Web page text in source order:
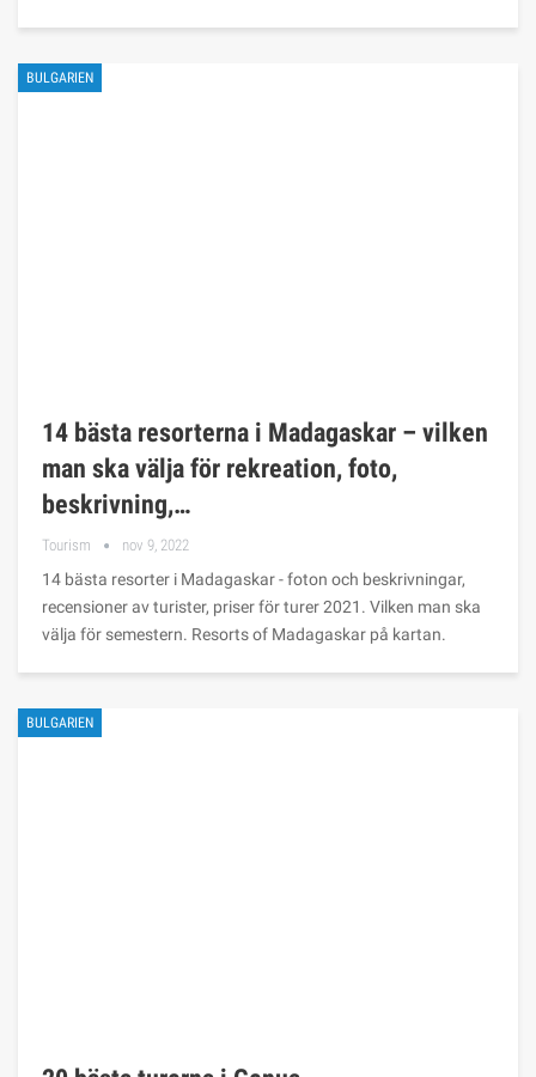
BULGARIEN
14 bästa resorterna i Madagaskar – vilken
man ska välja för rekreation, foto,
beskrivning,…
Tourism nov 9, 2022
14 bästa resorter i Madagaskar - foton och beskrivningar,
recensioner av turister, priser för turer 2021. Vilken man ska
välja för semestern. Resorts of Madagaskar på kartan.
BULGARIEN